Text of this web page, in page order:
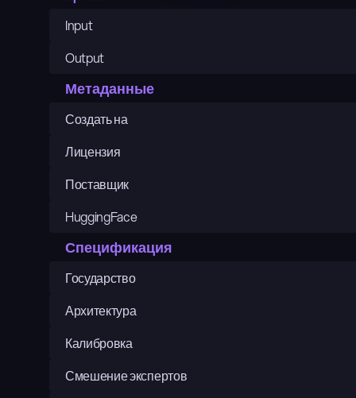
Input
Output
Метаданные
Создать на
Лицензия
Поставщик
HuggingFace
Спецификация
Государство
Архитектура
Калибровка
Смешение экспертов